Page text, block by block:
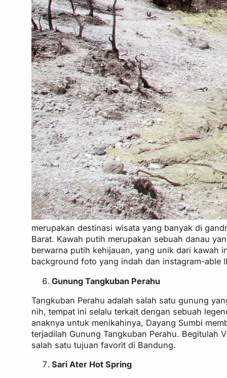
merupakan destinasi wisata yang banyak di
Barat. Kawah putih merupakan sebuah danau
berwarna putih kehijauan, yang unik dari kawah
background foto yang indah dan instagram-able
Gunung Tangkuban Perahu
Tangkuban Perahu adalah salah satu gunung
nih, tempat ini selalu terkait dengan sebuah
anaknya untuk menikahinya, Dayang Sumbi
terjadilah Gunung Tangkuban Perahu. Begitulah
salah satu tujuan favorit di Bandung.
Sari Ater Hot Spring